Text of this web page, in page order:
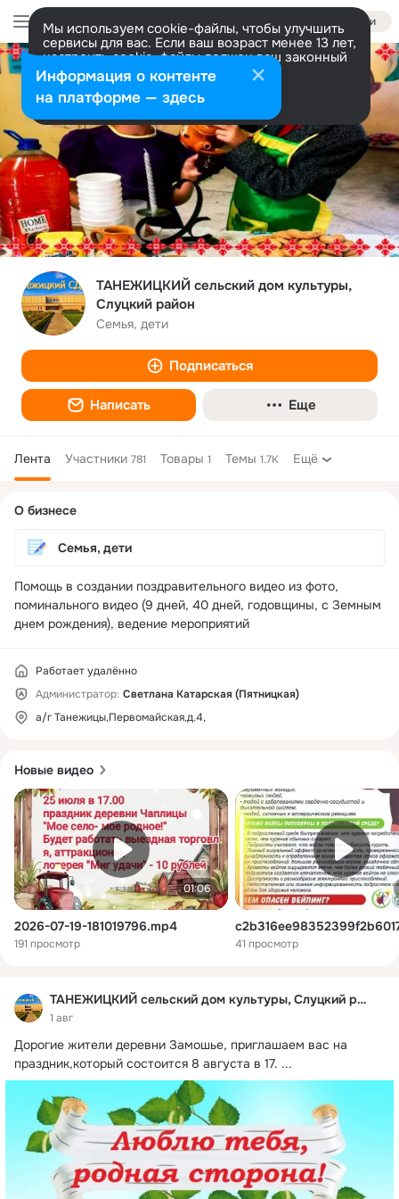
Войти
Мы используем cookie-файлы, чтобы улучшить
сервисы для вас. Если ваш возраст менее 13 лет,
настроить cookie-файлы должен ваш законный
представитель. Больше информации
Разрешить все Настроить
ТАНЕЖИЦКИЙ сельский дом культуры,
Слуцкий район
Семья, дети
Подписаться
Написать Еще
Лента Участники 781 Товары 1 Темы 1.7K Ещё
Новые видео
01:06
2026-07-19-181019796.mp4
191 просмотр 41 просмотр
ТАНЕЖИЦКИЙ сельский дом культуры, Слуцкий район
1 авг
Дорогие жители деревни Замошье, приглашаем вас на
праздник,который состоится 8 августа в 17. ...
колонка
О бизнесе
Семья, дети
Помощь в создании поздравительного видео из фото,
поминального видео (9 дней, 40 дней, годовщины, с Земным
днем рождения), ведение мероприятий
Работает удалённо
Администратор: Светлана Катарская (Пятницкая)
а/г Танежицы,Первомайская,д.4,
Информация о контенте
на платформе — здесь